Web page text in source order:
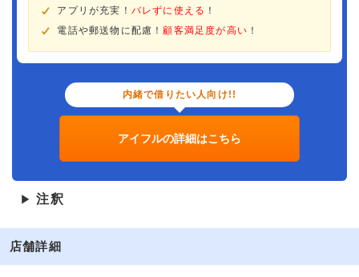
アプリが充実！ バレずに使える ！
電話や郵送物に配慮！顧客満足度が高い ！
内緒で借りたい人向け!!
アイフルの詳細はこちら
▶ 注釈
店舗詳細